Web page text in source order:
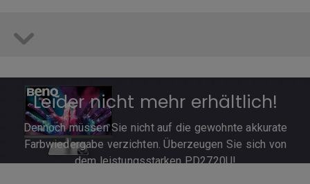
Leider nicht mehr erhältlich!
Dennoch müssen Sie nicht auf die gewohnte akkurate
Farbwiedergabe verzichten. Überzeugen Sie sich von
dem leistungsstarken PD2720U!